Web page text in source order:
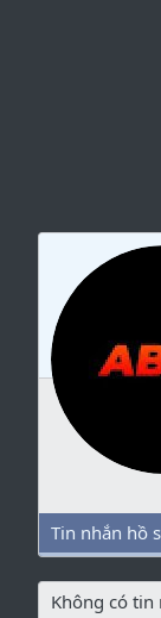
Tin nhắn hồ
Không có tin